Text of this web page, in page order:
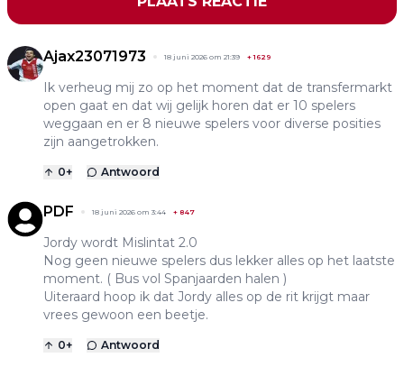
Ajax23071973 18 juni 2026 om 21:39 +1629
Ik verheug mij zo op het moment dat de transfermarkt
open gaat en dat wij gelijk horen dat er 10 spelers
weggaan en er 8 nieuwe spelers voor diverse posities
zijn aangetrokken.
0+ Antwoord
PDF 18 juni 2026 om 3:44 + 847
Jordy wordt Mislintat 2.0
Nog geen nieuwe spelers dus lekker alles op het laatste
moment. ( Bus vol Spanjaarden halen )
Uiteraard hoop ik dat Jordy alles op de rit krijgt maar
vrees gewoon een beetje.
0+ Antwoord